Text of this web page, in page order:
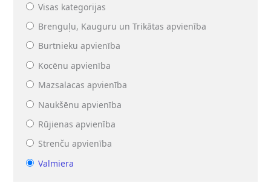
Visas kategorijas
Brenguļu, Kauguru un Trikātas apvienība
Burtnieku apvienība
Kocēnu apvienība
Mazsalacas apvienība
Naukšēnu apvienība
Rūjienas apvienība
Strenču apvienība
Valmiera